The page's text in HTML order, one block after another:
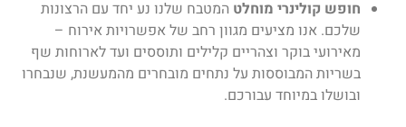
חופש קולינרי מוחלט המטבח שלנו נע יחד עם הרצונות
שלכם. אנו מציעים מגוון רחב של אפשרויות אירוח –
מאירועי בוקר וצהריים קלילים ותוססים ועד לארוחות שף
בשריות המבוססות על נתחים מובחרים מהמעשנת, שנבחרו
ובושלו במיוחד עבורכם.